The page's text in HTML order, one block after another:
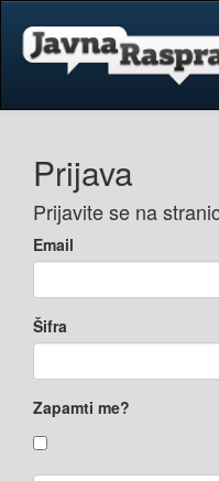
Prijava
Prijavite se na
Email
Šifra
Zapamti me?